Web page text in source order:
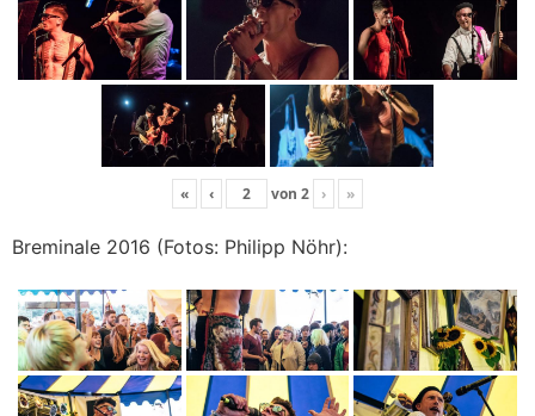
« ‹ von 2 › »
Breminale 2016 (Fotos: Philipp Nöhr):